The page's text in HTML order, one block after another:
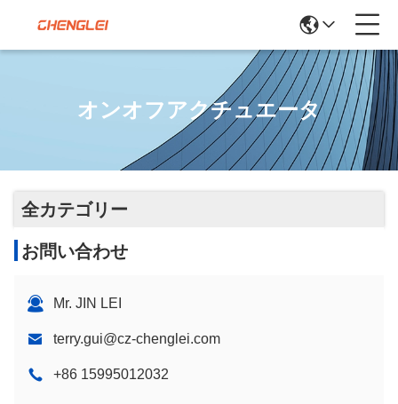
オンオフアクチュエータ
全カテゴリー
お問い合わせ
Mr. JIN LEI
terry.gui@cz-chenglei.com
+86 15995012032